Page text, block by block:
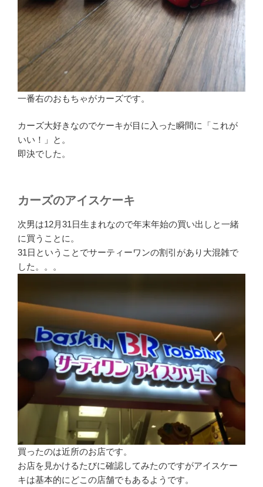
一番右のおもちゃがカーズです。
カーズ大好きなのでケーキが目に入った瞬間に「これが
いい！」と。
即決でした。
カーズのアイスケーキ
次男は12月31日生まれなので年末年始の買い出しと一緒
に買うことに。
31日ということでサーティーワンの割引があり大混雑で
した。。。
買ったのは近所のお店です。
お店を見かけるたびに確認してみたのですがアイスケー
キは基本的にどこの店舗でもあるようです。